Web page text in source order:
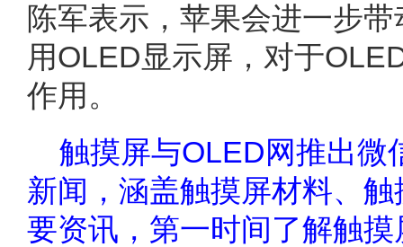
陈军表示，苹果会进一步
用OLED显示屏，对于
作用。
触摸屏与OLED网推出微
新闻，涵盖触摸屏材料、
要资讯，第一时间了解触